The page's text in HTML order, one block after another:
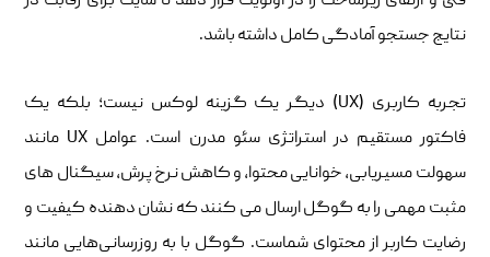
نتایج جستجو آمادگی کامل داشته باشد.
تجربه کاربری (UX) دیگر یک گزینه لوکس نیست؛ بلکه یک
فاکتور مستقیم در استراتژی سئو مدرن است. عوامل UX مانند
سهولت مسیریابی، خوانایی محتوا، و کاهش نرخ پرش، سیگنال‌ های
مثبت مهمی را به گوگل ارسال می‌ کنند که نشان ‌دهنده کیفیت و
رضایت کاربر از محتوای شماست. گوگل با به ‌روزرسانی‌هایی مانند